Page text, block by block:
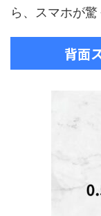
ら、スマホが驚
背面